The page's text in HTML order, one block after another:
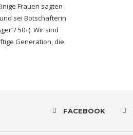
Frauen sagten
sei Botschafterin
50+). Wir sind
Generation, die
FACEBOOK